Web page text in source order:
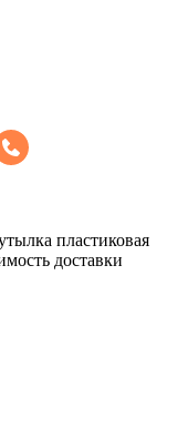
пластиковая
доставки